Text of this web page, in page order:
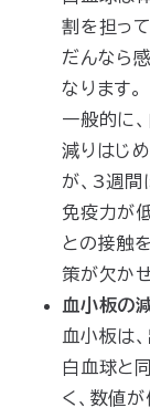
割を担っ
だんなら
なります。
一般的に
減りはじ
が、3週間
免疫力が
との接触
策が欠か
血小板の
血小板は
白血球と
く、数値